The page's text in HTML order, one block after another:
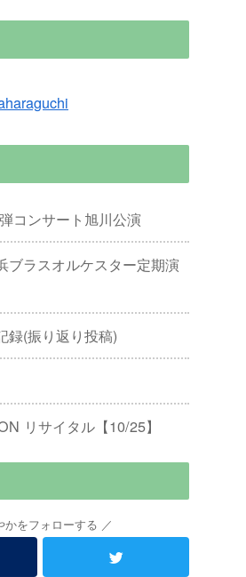
コンサート旭川公演
ブラスオルケスター定期演
録(振り返り投稿)
リサイタル【10/25】
かをフォローする